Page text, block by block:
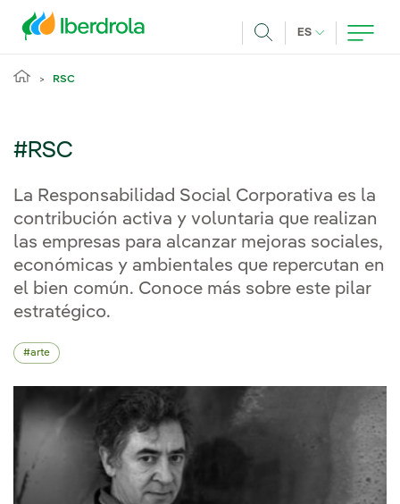
ES IDIOMA
RSC
#RSC
La Responsabilidad Social Corporativa es la
contribución activa y voluntaria que realizan
las empresas para alcanzar mejoras sociales,
económicas y ambientales que repercutan en
el bien común. Conoce más sobre este pilar
estratégico.
arte